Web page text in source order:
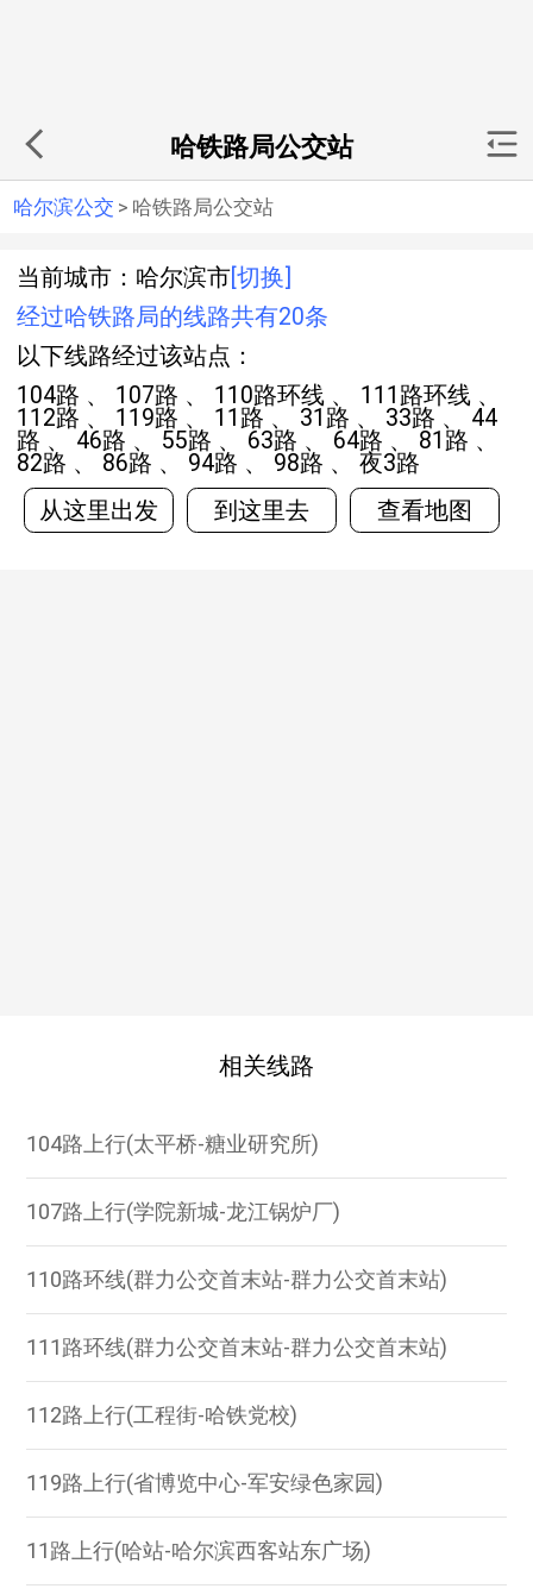
哈铁路局公交站
哈尔滨公交 > 哈铁路局公交站
当前城市：哈尔滨市 [切换]
经过哈铁路局的线路共有20条
以下线路经过该站点：
104路 、 107路 、 110路环线 、 111路环线 、
112路 、 119路 、 11路 、 31路 、 33路 、 44
路 、 46路 、 55路 、 63路 、 64路 、 81路 、
82路 、 86路 、 94路 、 98路 、 夜3路
从这里出发
到这里去 查看地图
相关线路
104路上行(太平桥-糖业研究所)
107路上行(学院新城-龙江锅炉厂)
110路环线(群力公交首末站-群力公交首末站)
111路环线(群力公交首末站-群力公交首末站)
112路上行(工程街-哈铁党校)
119路上行(省博览中心-军安绿色家园)
11路上行(哈站-哈尔滨西客站东广场)